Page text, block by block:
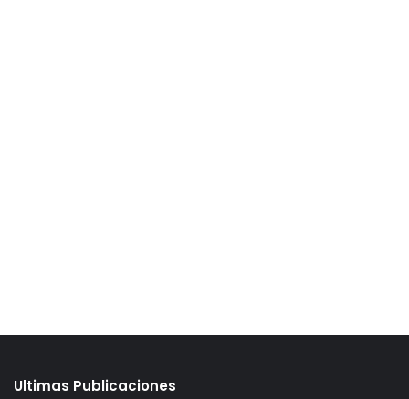
Ultimas Publicaciones